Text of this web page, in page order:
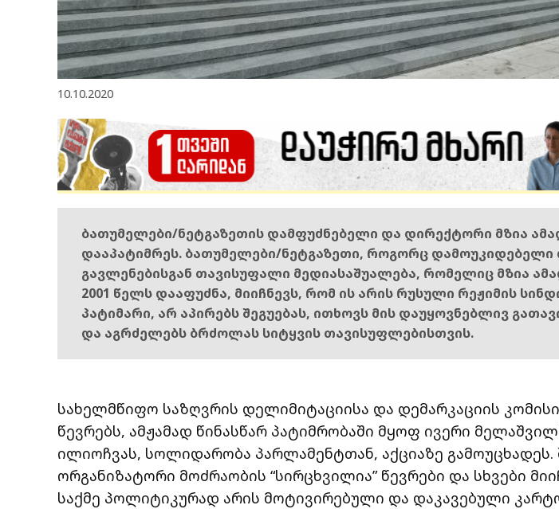
10.10.2020
ბათუმელები/ნეტგაზეთის დამფუძნებელი და დირექტორი მზია
დააპატიმრეს. ბათუმელები/ნეტგაზეთი, როგორც დამოუკიდებელი
გავლენებისგან თავისუფალი მედიასაშუალება, რომელიც მზია
2001 წელს დააფუძნა, მიიჩნევს, რომ ის არის რუსული რეჟიმის
პატიმარი, არ აპირებს შეგუებას, ითხოვს მის დაუყოვნებლივ
და აგრძელებს ბრძოლას სიტყვის თავისუფლებისთვის.
სახელმწიფო საზღვრის დელიმიტაციისა და დემარკაციის
წევრებს, ამჟამად წინასწარ პატიმრობაში მყოფ ივერი
ილიოჩვას, სოლიდარობა პარლამენტთან, აქციაზე გამოუცხადეს.
ორგანიზატორი მოძრაობის “სირცხვილია” წევრები და სხვები
საქმე პოლიტიკურად არის მოტივირებული და დაკავებული